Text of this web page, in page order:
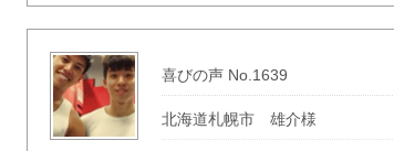
喜びの声 No.1639
北海道札幌市 雄介様